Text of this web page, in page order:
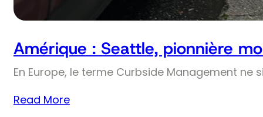
Amérique : Seattle, pionnière
En Europe, le terme Curbside Management ne
Read More